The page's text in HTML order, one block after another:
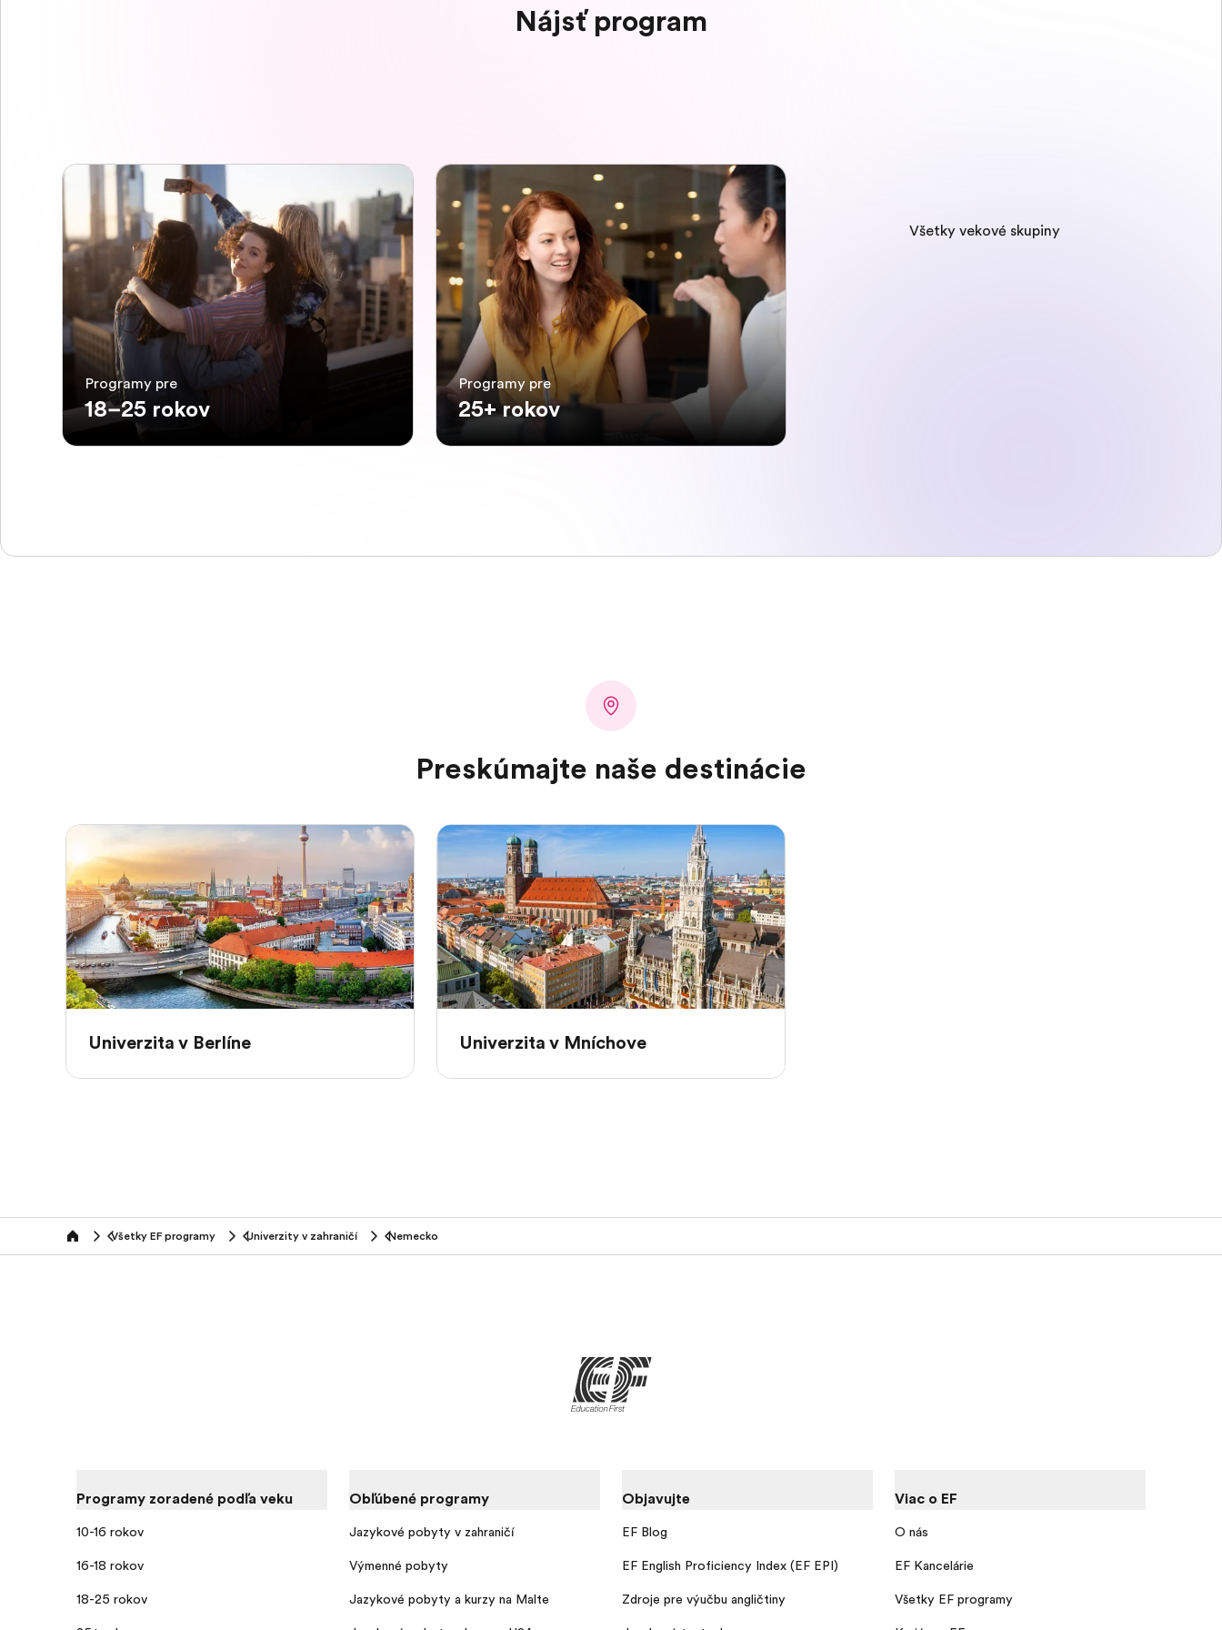
Nájsť program
Programy pre
18–25 rokov
Programy pre
25+ rokov
Všetky vekové skupiny
Preskúmajte naše destinácie
Univerzita v Berlíne Univerzita v Mníchove
home Všetky EF programy Univerzity v zahraničí Nemecko
Programy zoradené podľa veku
10-16 rokov
16-18 rokov
18-25 rokov
Obľúbené programy
Jazykové pobyty v zahraničí
Výmenné pobyty
Jazykové pobyty a kurzy na Malte
Objavujte
EF Blog
EF English Proficiency Index (EF EPI)
Zdroje pre výučbu angličtiny
Viac o EF
O nás
EF Kancelárie
Všetky EF programy